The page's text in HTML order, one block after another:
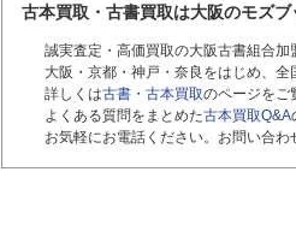
古本買取・古書買取は大阪のモズブ
誠実査定・高価買取の大阪古書組合加
大阪・京都・神戸・奈良をはじめ、全
詳しくは古書・古本買取のページをご
よくある質問をまとめた古本買取Q&A
お気軽にお電話ください。お問い合わ